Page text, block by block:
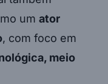
um ator
, com foco em
meio